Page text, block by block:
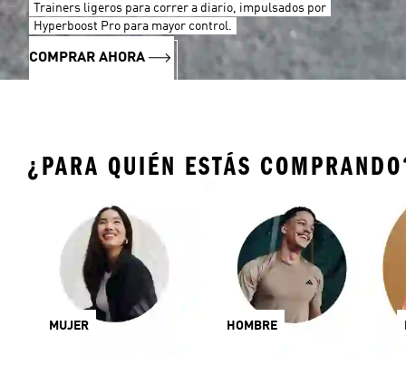
Trainers ligeros para correr a diario, impulsados por
Hyperboost Pro para mayor control.
COMPRAR AHORA
¿PARA QUIÉN ESTÁS
MUJER HOMBRE